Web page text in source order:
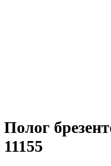
Полог
11155